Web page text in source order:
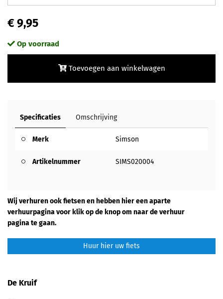
€ 9,95
Op voorraad
Toevoegen aan winkelwagen
Specificaties Omschrijving
Merk Simson
Artikelnummer SIMS020004
Wij verhuren ook fietsen en hebben hier een aparte
verhuurpagina voor klik op de knop om naar de verhuur
pagina te gaan.
Huur hier uw fiets
De Kruif